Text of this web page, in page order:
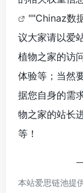
""Chinaz数
议大家请以爱
植物之家的访
体验等；当然
据您自身的需
物之家的站长
等！
本站爱思链池提